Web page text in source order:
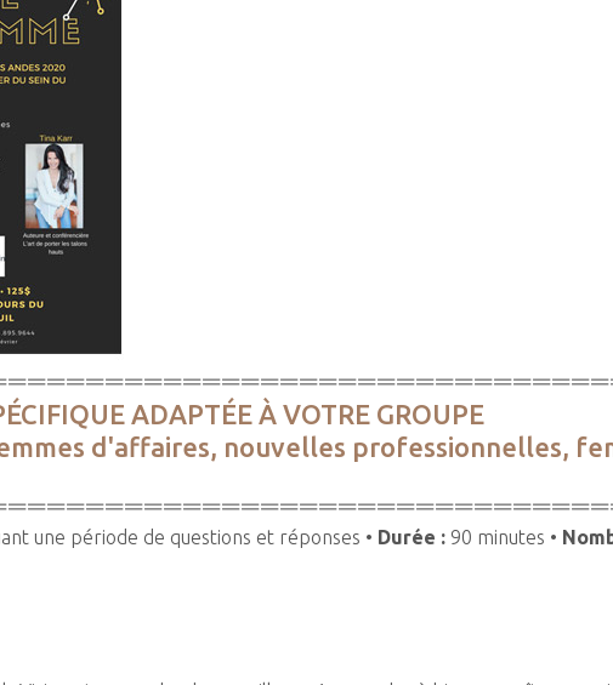
ADAPTÉE À VOTRE GROUPE
d'affaires, nouvelles professionnelles,
une période de questions et réponses • Durée : 90 minutes •